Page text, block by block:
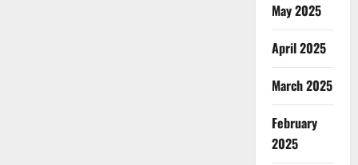
May 2025
April 2025
March 2025
February
2025